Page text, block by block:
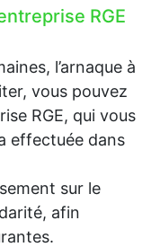
RGE
l’arnaque à
vous pouvez
RGE, qui vous
effectuée dans
sur le
afin